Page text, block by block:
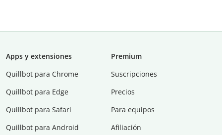
Apps y extensiones
Quillbot para Chrome
Quillbot para Edge
Quillbot para Safari
Quillbot para Android
Premium
Suscripciones
Precios
Para equipos
Afiliación